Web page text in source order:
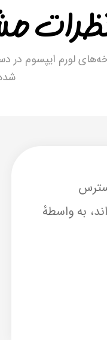
لورم ایپسوم در
به واسطهٔ